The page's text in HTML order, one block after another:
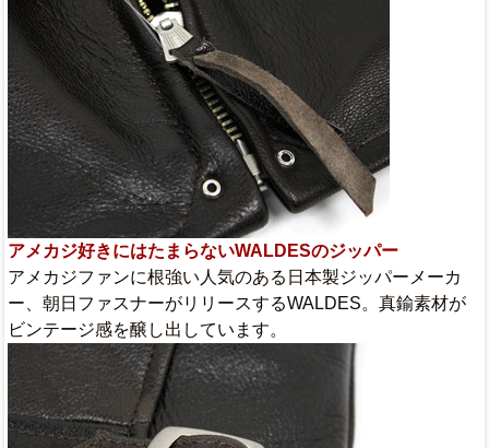
アメカジ好きにはたまらないWALDESのジッパー
アメカジファンに根強い人気のある日本製ジッパーメーカ
ー、朝日ファスナーがリリースするWALDES。真鍮素材が
ビンテージ感を醸し出しています。